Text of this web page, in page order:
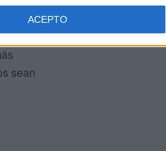
ACEPTO
y
de
sean